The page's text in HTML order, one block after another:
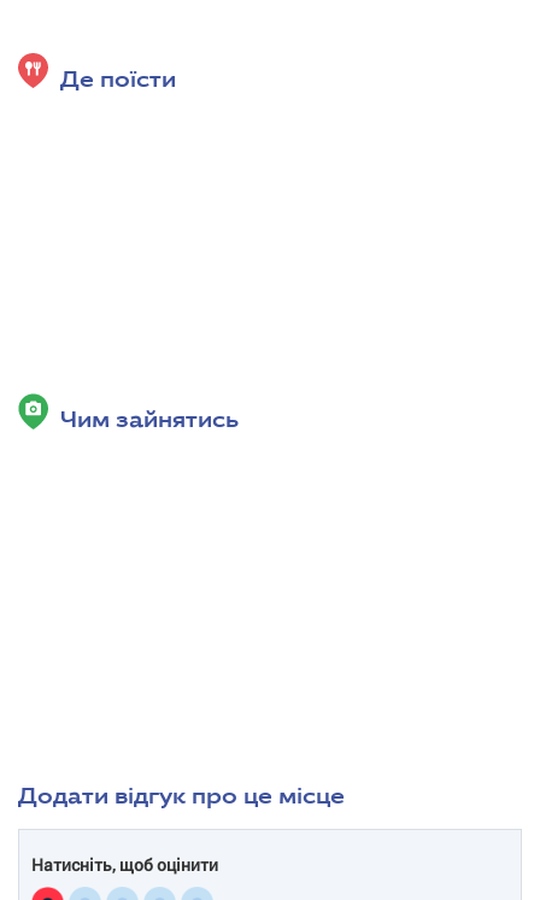
Де поїсти
Чим зайнятись
Додати відгук про це місце
Натисніть, щоб оцінити